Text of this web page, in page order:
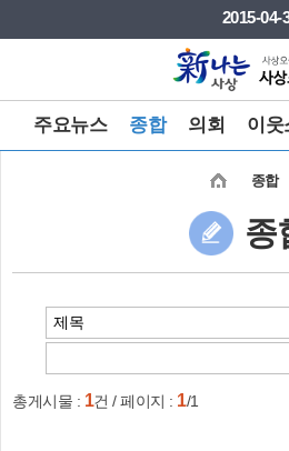
2015-04-
주요뉴스 종합 의회 이웃
종합
종
총게시물 : 1건 / 페이지 : 1/1